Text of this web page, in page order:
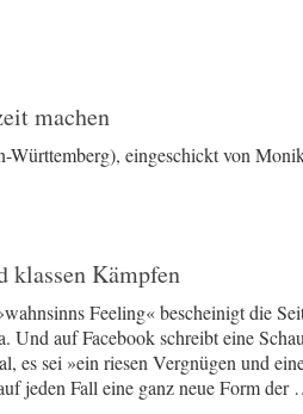
machen
Württemberg), eingeschickt von
klassen Kämpfen
Feeling« bescheinigt die
Und auf Facebook schreibt eine
es sei »ein riesen Vergnügen und
jeden Fall eine ganz neue Form der